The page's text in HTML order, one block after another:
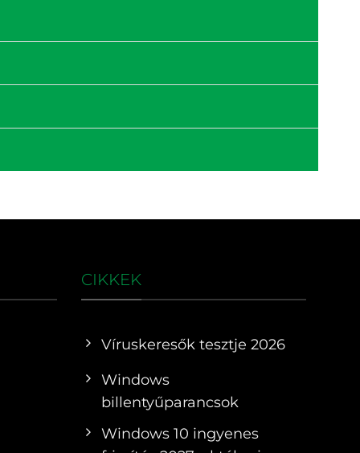
CIKKEK
Víruskeresők tesztje 2026
Windows
billentyűparancsok
Windows 10 ingyenes